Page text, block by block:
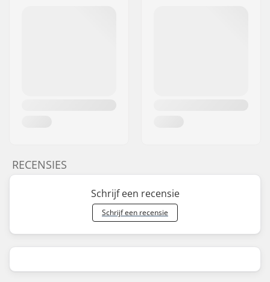
RECENSIES
Schrijf een recensie
Schrijf een recensie